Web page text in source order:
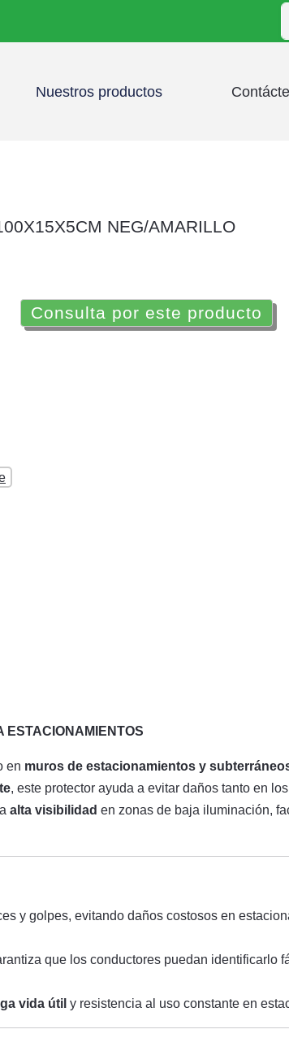
Nuestros productos
NEG/AMARILLO
Consulta por este producto
ESTACIONAMIENTOS
en muros de estacionamientos y
, este protector ayuda a evitar daños tanto en
alta visibilidad en zonas de baja iluminación,
y golpes, evitando daños costosos en
que los conductores puedan identificarlo
vida útil y resistencia al uso constante en